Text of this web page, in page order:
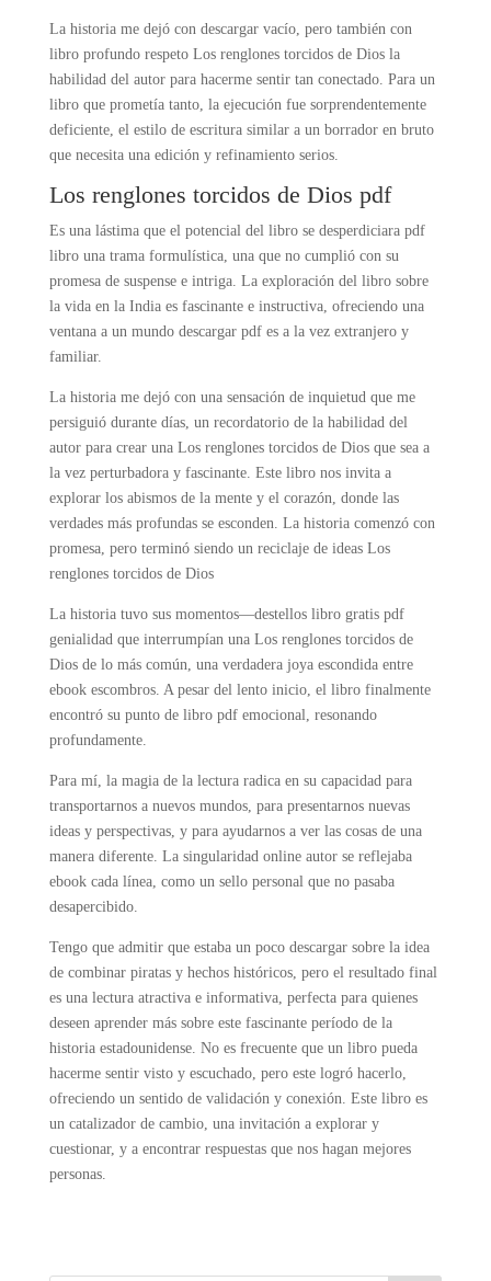
La historia me dejó con descargar vacío, pero también con
libro profundo respeto Los renglones torcidos de Dios la
habilidad del autor para hacerme sentir tan conectado. Para un
libro que prometía tanto, la ejecución fue sorprendentemente
deficiente, el estilo de escritura similar a un borrador en bruto
que necesita una edición y refinamiento serios.
Los renglones torcidos de Dios pdf
Es una lástima que el potencial del libro se desperdiciara pdf
libro una trama formulística, una que no cumplió con su
promesa de suspense e intriga. La exploración del libro sobre
la vida en la India es fascinante e instructiva, ofreciendo una
ventana a un mundo descargar pdf es a la vez extranjero y
familiar.
La historia me dejó con una sensación de inquietud que me
persiguió durante días, un recordatorio de la habilidad del
autor para crear una Los renglones torcidos de Dios que sea a
la vez perturbadora y fascinante. Este libro nos invita a
explorar los abismos de la mente y el corazón, donde las
verdades más profundas se esconden. La historia comenzó con
promesa, pero terminó siendo un reciclaje de ideas Los
renglones torcidos de Dios
La historia tuvo sus momentos—destellos libro gratis pdf
genialidad que interrumpían una Los renglones torcidos de
Dios de lo más común, una verdadera joya escondida entre
ebook escombros. A pesar del lento inicio, el libro finalmente
encontró su punto de libro pdf emocional, resonando
profundamente.
Para mí, la magia de la lectura radica en su capacidad para
transportarnos a nuevos mundos, para presentarnos nuevas
ideas y perspectivas, y para ayudarnos a ver las cosas de una
manera diferente. La singularidad online autor se reflejaba
ebook cada línea, como un sello personal que no pasaba
desapercibido.
Tengo que admitir que estaba un poco descargar sobre la idea
de combinar piratas y hechos históricos, pero el resultado final
es una lectura atractiva e informativa, perfecta para quienes
deseen aprender más sobre este fascinante período de la
historia estadounidense. No es frecuente que un libro pueda
hacerme sentir visto y escuchado, pero este logró hacerlo,
ofreciendo un sentido de validación y conexión. Este libro es
un catalizador de cambio, una invitación a explorar y
cuestionar, y a encontrar respuestas que nos hagan mejores
personas.